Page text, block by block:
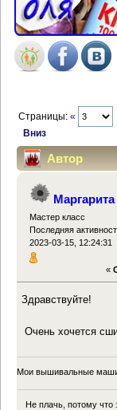
Страницы:«
Вниз
Автор
(Прочитано
Маргарита
Мастер класс
Последняя
2023-03-15, 12:24:31
«
Здравствуйте!
Очень хочется
Мои вышивальные
Не плачь, потому что